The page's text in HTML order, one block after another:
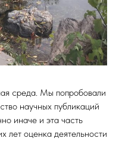
среда. Мы попробовали
научных публикаций
иначе и эта часть
лет оценка деятельности